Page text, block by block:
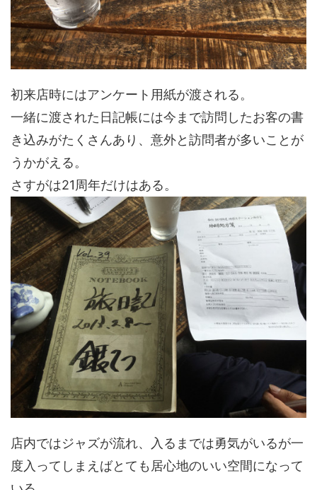
初来店時にはアンケート用紙が渡される。
一緒に渡された日記帳には今まで訪問したお客の書
き込みがたくさんあり、意外と訪問者が多いことが
うかがえる。
さすがは21周年だけはある。
店内ではジャズが流れ、入るまでは勇気がいるが一
度入ってしまえばとても居心地のいい空間になって